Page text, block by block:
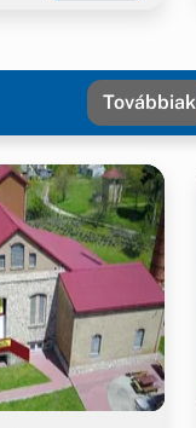
Továbbiak